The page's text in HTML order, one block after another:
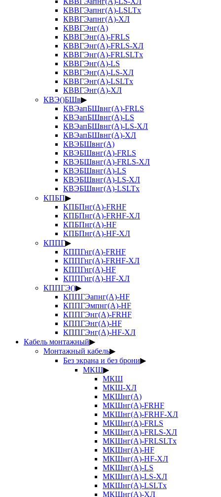
КВВГЭапнг(А)-LSLTx
КВВГЭапнг(А)-ХЛ
КВВГЭнг(А)
КВВГЭнг(А)-FRLS
КВВГЭнг(А)-FRLS-ХЛ
КВВГЭнг(А)-FRLSLTx
КВВГЭнг(А)-LS
КВВГЭнг(А)-LS-ХЛ
КВВГЭнг(А)-LSLTx
КВВГЭнг(А)-ХЛ
КВЭ()БШв▶
КВЭапБШвнг(А)-FRLS
КВЭапБШвнг(А)-LS
КВЭапБШвнг(А)-LS-ХЛ
КВЭапБШвнг(А)-ХЛ
КВЭБШвнг(А)
КВЭБШвнг(А)-FRLS
КВЭБШвнг(А)-FRLS-ХЛ
КВЭБШвнг(А)-LS
КВЭБШвнг(А)-LS-ХЛ
КВЭБШвнг(А)-LSLTx
КПБП▶
КПБПнг(А)-FRHF
КПБПнг(А)-FRHF-ХЛ
КПБПнг(А)-HF
КПБПнг(А)-HF-ХЛ
КППГ▶
КППГнг(А)-FRHF
КППГнг(А)-FRHF-ХЛ
КППГнг(А)-HF
КППГнг(А)-HF-ХЛ
КППГЭ()▶
КППГЭапнг(А)-HF
КППГЭмпнг(А)-HF
КППГЭнг(А)-FRHF
КППГЭнг(А)-HF
КППГЭнг(А)-HF-ХЛ
Кабель монтажный▶
Монтажный кабель▶
Без экрана и без брони▶
МКШ▶
МКШ
МКШ-ХЛ
МКШнг(А)
МКШнг(А)-FRHF
МКШнг(А)-FRHF-ХЛ
МКШнг(А)-FRLS
МКШнг(А)-FRLS-ХЛ
МКШнг(А)-FRLSLTx
МКШнг(А)-HF
МКШнг(А)-HF-ХЛ
МКШнг(А)-LS
МКШнг(А)-LS-ХЛ
МКШнг(А)-LSLTx
МКШнг(А)-ХЛ